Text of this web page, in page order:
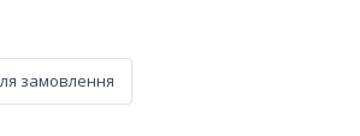
замовлення